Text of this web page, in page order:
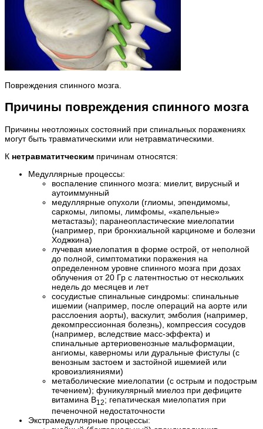
Повреждения спинного мозга.
Причины повреждения спинного мозга
Причины неотложных состояний при спинальных поражениях
могут быть травматическими или нетравматическими.
К нетравматитческим причинам относятся:
Медуллярные процессы:
воспаление спинного мозга: миелит, вирусный и
аутоиммунный
медуллярные опухоли (глиомы, эпендимомы,
саркомы, липомы, лимфомы, «капельные»
метастазы); паранеопластические миелопатии
(например, при бронхиальной карциноме и болезни
Ходжкина)
лучевая миелопатия в форме острой, от неполной
до полной, симптоматики поражения на
определенном уровне спинного мозга при дозах
облучения от 20 Гр с латентностью от нескольких
недель до месяцев и лет
сосудистые спинальные синдромы: спинальные
ишемии (например, после операций на аорте или
расслоения аорты), васкулит, эмболия (например,
декомпрессионная болезнь), компрессия сосудов
(например, вследствие масс-эффекта) и
спинальные артериовенозные мальформации,
ангиомы, каверномы или дуральные фистулы (с
венозным застоем и застойной ишемией или
кровоизлияниями)
метаболические миелопатии (с острым и подострым
течением); фуникулярный миелоз при дефиците
витамина В12; гепатическая миелопатия при
печеночной недостаточности
Экстрамедуллярные процессы: